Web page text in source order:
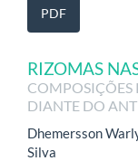
PDF
RIZOMAS
COMPOSIÇÕES
DIANTE DO
Dhemersson
Silva